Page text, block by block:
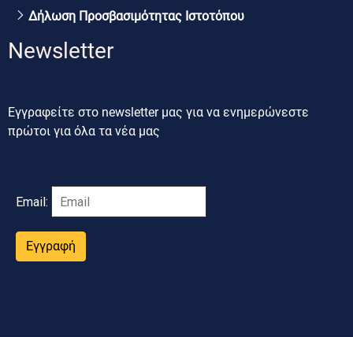
Δήλωση Προσβασιμότητας Ιστοτόπου
Newsletter
Εγγραφείτε στο newsletter μας για να ενημερώνεστε
πρώτοι για όλα τα νέα μας
Email:
Εγγραφή